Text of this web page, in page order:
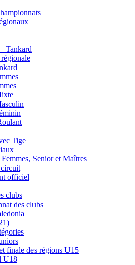
Tankard
Tige
Senior et Maîtres
officiel
clubs
des clubs
finale des régions U15
U18